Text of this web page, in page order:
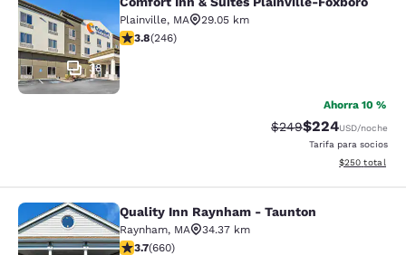
Comfort Inn & Suites Plainville-
38
Plainville, MA
29.05 km
calificación de 3.8 estrellas. Bueno. 246 reseñas
3.8(246)
Ahorra 10 %
Precio tachado:
$249Precio con
$224USD/noche
Tarifa para socios
Ver detalles
$250 total
Quality Inn Raynham - Taunton
Quality Inn Raynham - Taunton
Raynham, MA
34.37 km
calificación de 3.66 estrellas. Bueno. 660 reseñas
3.7(660)